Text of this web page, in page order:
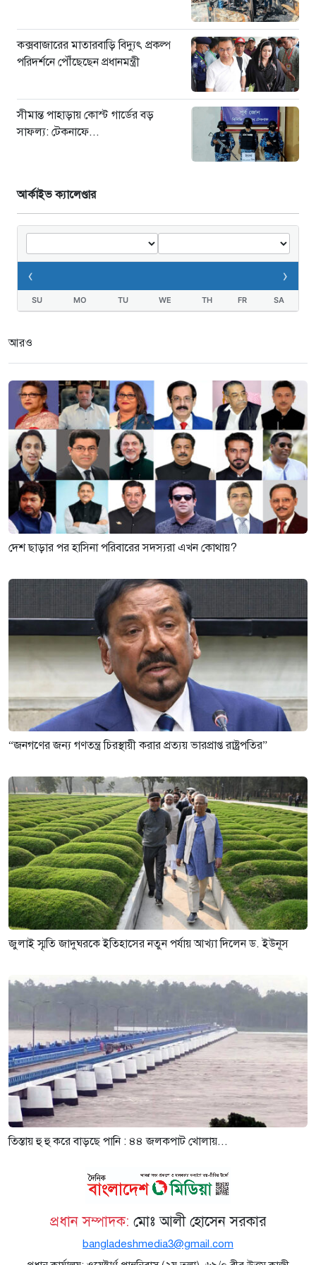
কক্সবাজারের মাতারবাড়ি বিদ্যুৎ প্রকল্প
পরিদর্শনে পৌঁছেছেন প্রধানমন্ত্রী
সীমান্ত পাহাড়ায় কোস্ট গার্ডের বড়
সাফল্য: টেকনাফে...
আর্কাইভ ক্যালেণ্ডার
‹ ›
SU MO TU WE TH FR SA
আরও
দেশ ছাড়ার পর হাসিনা পরিবারের সদস্যরা এখন কোথায়?
“জনগণের জন্য গণতন্ত্র চিরস্থায়ী করার প্রত্যয় ভারপ্রাপ্ত রাষ্ট্রপতির”
জুলাই স্মৃতি জাদুঘরকে ইতিহাসের নতুন পর্যায় আখ্যা দিলেন ড. ইউনূস
তিস্তায় হু হু করে বাড়ছে পানি : ৪৪ জলকপাট খোলায়...
প্রধান সম্পাদক: মোঃ আলী হোসেন সরকার
bangladeshmedia3@gmail.com